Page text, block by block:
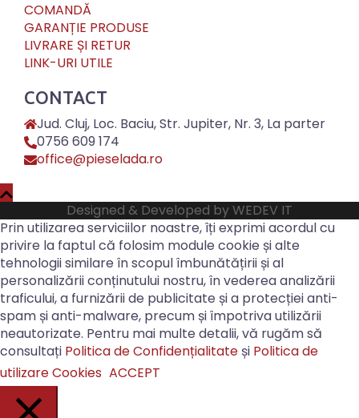
COMANDĂ
GARANȚIE PRODUSE
LIVRARE ȘI RETUR
LINK-URI UTILE
CONTACT
Jud. Cluj, Loc. Baciu, Str. Jupiter, Nr. 3, La parter
0756 609 174
office@pieselada.ro
Designed & Developed byWEDEV IT
Prin utilizarea serviciilor noastre, îți exprimi acordul cu
privire la faptul că folosim module cookie și alte
tehnologii similare în scopul îmbunătățirii și al
personalizării conținutului nostru, în vederea analizării
traficului, a furnizării de publicitate și a protecției anti-
spam și anti-malware, precum și împotriva utilizării
neautorizate. Pentru mai multe detalii, vă rugăm să
consultați Politica de Confidențialitate și Politica de
utilizare Cookies ACCEPT